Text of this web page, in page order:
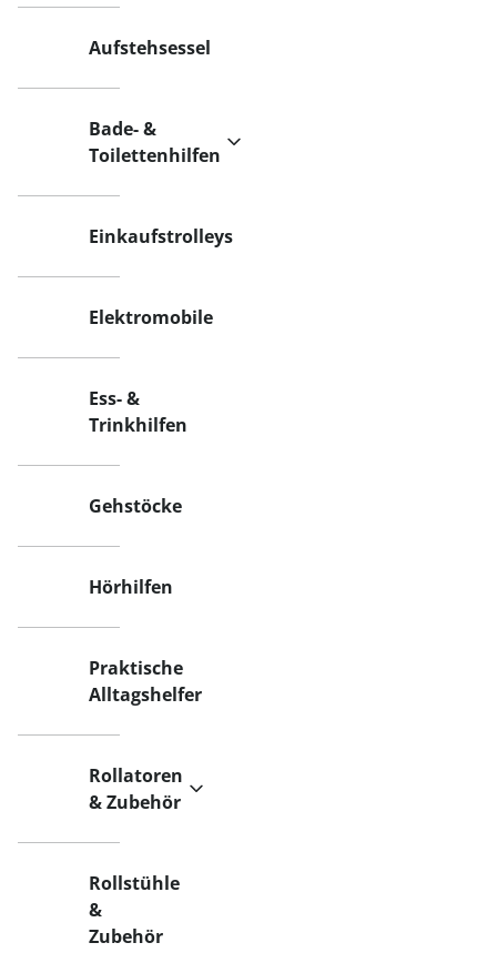
Aufstehsessel
Bade- &
Toilettenhilfen
Einkaufstrolleys
Elektromobile
Ess- &
Trinkhilfen
Gehstöcke
Hörhilfen
Praktische
Alltagshelfer
Rollatoren
& Zubehör
Rollstühle
&
Zubehör